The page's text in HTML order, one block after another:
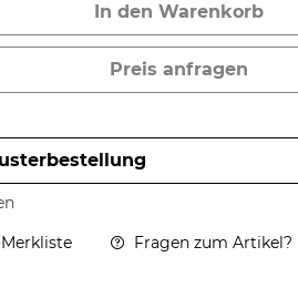
In den Warenkorb
Preis anfragen
Fragen zum Artikel?